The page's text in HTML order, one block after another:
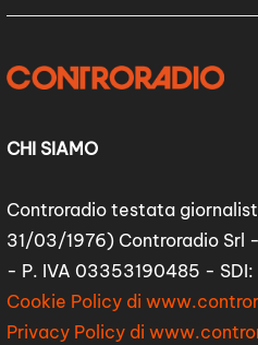
CHI SIAMO
Controradio testata
31/03/1976) Controradio Srl
- P. IVA 03353190485 - SDI:
Cookie Policy di
Privacy Policy di